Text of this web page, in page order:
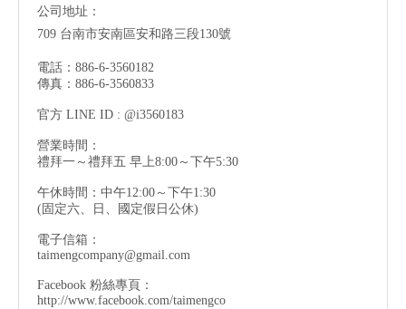
公司地址：
709 台南市安南區安和路三段130號
電話：886-6-3560182
傳真：886-6-3560833
官方 LINE ID : @i3560183
營業時間：
禮拜一～禮拜五 早上8:00～下午5:30
午休時間：中午12:00～下午1:30
(固定六、日、國定假日公休)
電子信箱：
taimengcompany@gmail.com
Facebook 粉絲專頁：
http://www.facebook.com/taimengco